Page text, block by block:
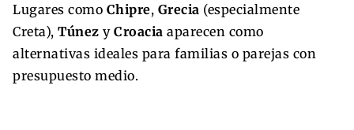
Lugares como Chipre, Grecia (especialmente
Creta), Túnez y Croacia aparecen como
alternativas ideales para familias o parejas con
presupuesto medio.